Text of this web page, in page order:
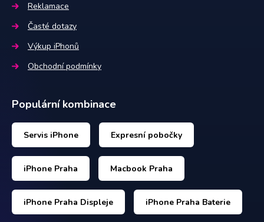
Reklamace
Časté dotazy
Výkup iPhonů
Obchodní podmínky
Populární kombinace
Servis iPhone Expresní pobočky
iPhone Praha Macbook Praha
iPhone Praha Displeje iPhone Praha Baterie